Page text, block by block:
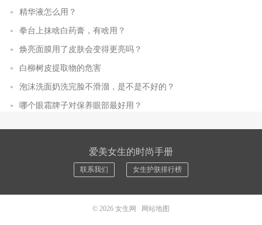
精华液怎么用？
拳台上抹啥白药膏，有啥用？
焕亮面膜用了皮肤会变得更亮吗？
白柳树皮提取物的危害
泡沫洗面奶洗完脸不滑溜，是不是不好的？
哪个眼霜牌子对保养眼部最好用？
爱美女生的时尚手册
联系我们 女生护肤排行榜
© 2026 女生网 网站地图